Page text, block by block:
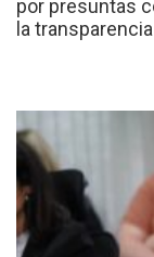
por presuntas
la